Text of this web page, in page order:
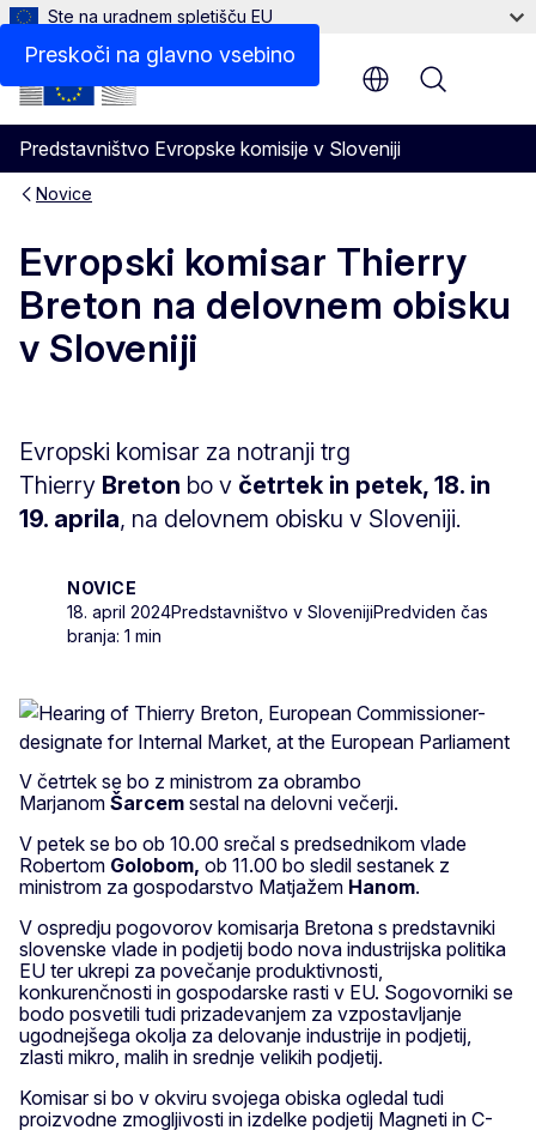
Preskoči na glavno vsebino
Ste na uradnem spletišču EU
Predstavništvo Evropske komisije v Sloveniji
Menu
Novice
Evropski komisar Thierry
Breton na delovnem obisku
v Sloveniji
Evropski komisar za notranji trg
Thierry Breton bo v četrtek in petek, 18. in
19. aprila, na delovnem obisku v Sloveniji.
NOVICE
18. april 2024Predstavništvo v SlovenijiPredviden čas
branja: 1 min
V četrtek se bo z ministrom za obrambo
Marjanom Šarcem sestal na delovni večerji.
V petek se bo ob 10.00 srečal s predsednikom vlade
Robertom Golobom, ob 11.00 bo sledil sestanek z
ministrom za gospodarstvo Matjažem Hanom.
V ospredju pogovorov komisarja Bretona s predstavniki
slovenske vlade in podjetij bodo nova industrijska politika
EU ter ukrepi za povečanje produktivnosti,
konkurenčnosti in gospodarske rasti v EU. Sogovorniki se
bodo posvetili tudi prizadevanjem za vzpostavljanje
ugodnejšega okolja za delovanje industrije in podjetij,
zlasti mikro, malih in srednje velikih podjetij.
Komisar si bo v okviru svojega obiska ogledal tudi
proizvodne zmogljivosti in izdelke podjetij Magneti in C-